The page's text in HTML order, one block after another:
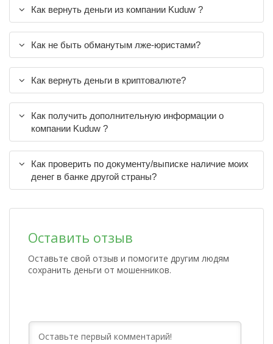
Как вернуть деньги из компании Kuduw ?
Как не быть обманутым лже-юристами?
Как вернуть деньги в криптовалюте?
Как получить дополнительную информации о
компании Kuduw ?
Как проверить по документу/выписке наличие моих
денег в банке другой страны?
Оставить отзыв
Оставьте свой отзыв и помогите другим людям
сохранить деньги от мошенников.